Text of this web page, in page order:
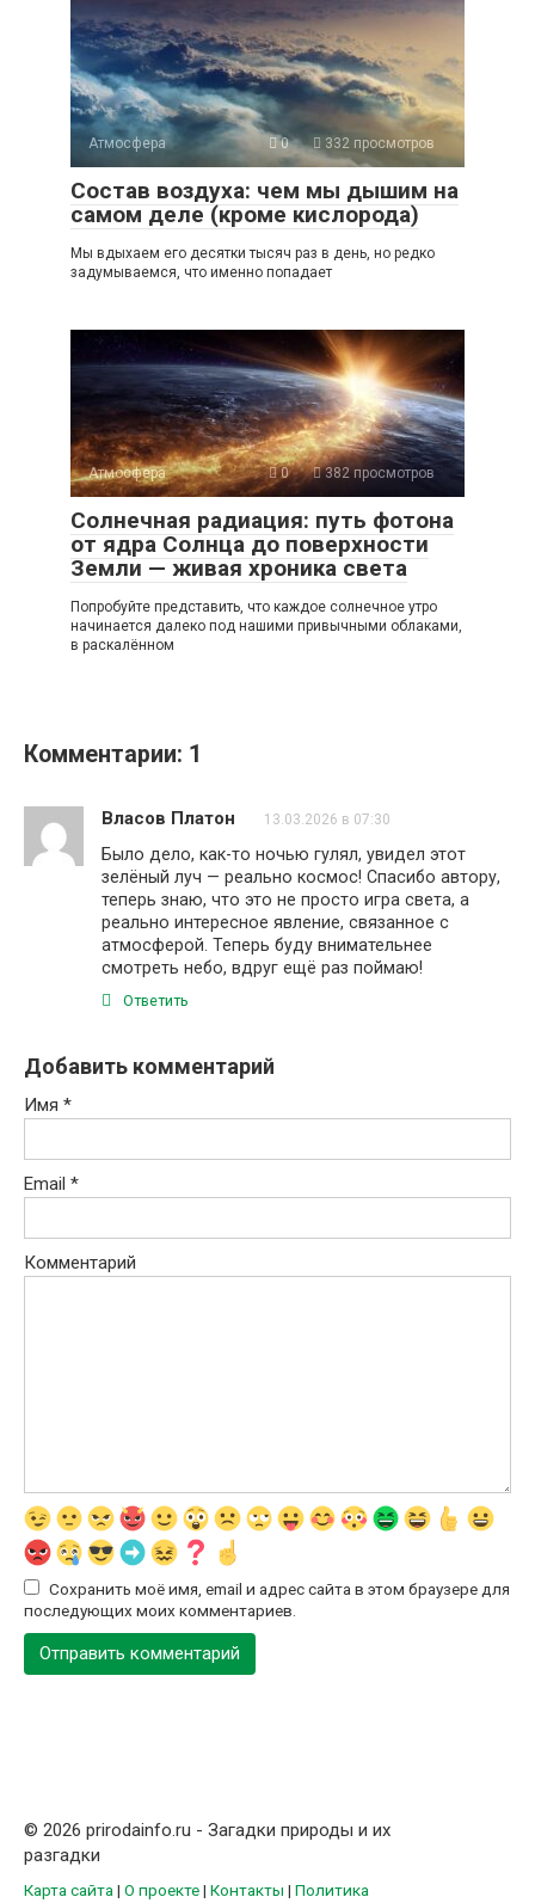
Атмосфера 0 332 просмотров
Состав воздуха: чем мы дышим на
самом деле (кроме кислорода)
Мы вдыхаем его десятки тысяч раз в день, но редко
задумываемся, что именно попадает
Атмосфера 0 382 просмотров
Солнечная радиация: путь фотона
от ядра Солнца до поверхности
Земли — живая хроника света
Попробуйте представить, что каждое солнечное утро
начинается далеко под нашими привычными облаками,
в раскалённом
Комментарии: 1
Власов Платон 13.03.2026 в 07:30
Было дело, как-то ночью гулял, увидел этот
зелёный луч — реально космос! Спасибо автору,
теперь знаю, что это не просто игра света, а
реально интересное явление, связанное с
атмосферой. Теперь буду внимательнее
смотреть небо, вдруг ещё раз поймаю!
Ответить
Добавить комментарий
Имя *
Email *
Комментарий
Сохранить моё имя, email и адрес сайта в этом браузере для
последующих моих комментариев.
© 2026 prirodainfo.ru - Загадки природы и их
разгадки
Карта сайта | О проекте| Контакты | Политика